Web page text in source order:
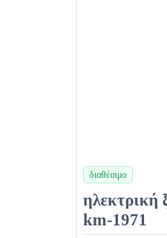
διαθέσιμο
χρώματα
ηλεκτρική
km-1971